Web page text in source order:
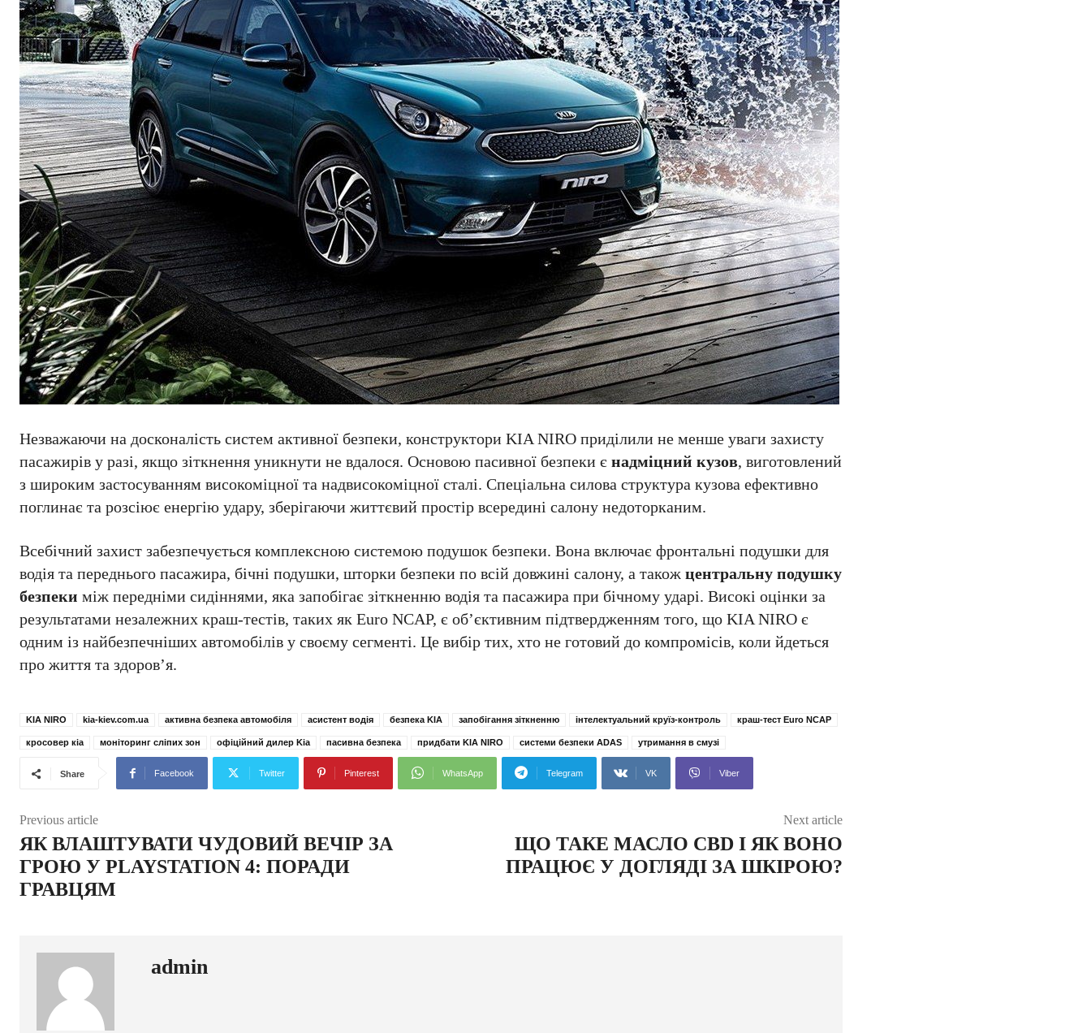
Незважаючи на досконалість систем активної безпеки, конструктори KIA NIRO приділили не менше уваги захисту
пасажирів у разі, якщо зіткнення уникнути не вдалося. Основою пасивної безпеки є надміцний кузов, виготовлений
з широким застосуванням високоміцної та надвисокоміцної сталі. Спеціальна силова структура кузова ефективно
поглинає та розсіює енергію удару, зберігаючи життєвий простір всередині салону недоторканим.
Всебічний захист забезпечується комплексною системою подушок безпеки. Вона включає фронтальні подушки для
водія та переднього пасажира, бічні подушки, шторки безпеки по всій довжині салону, а також центральну подушку
безпеки між передніми сидіннями, яка запобігає зіткненню водія та пасажира при бічному ударі. Високі оцінки за
результатами незалежних краш-тестів, таких як Euro NCAP, є об’єктивним підтвердженням того, що KIA NIRO є
одним із найбезпечніших автомобілів у своєму сегменті. Це вибір тих, хто не готовий до компромісів, коли йдеться
про життя та здоров’я.
KIA NIRO kia-kiev.com.ua активна безпека автомобіля асистент водія безпека KIA запобігання зіткненню інтелектуальний круїз-контроль краш-тест Euro NCAP
кросовер кіа моніторинг сліпих зон офіційний дилер Kia пасивна безпека придбати KIA NIRO системи безпеки ADAS утримання в смузі
Share Facebook Twitter Pinterest WhatsApp Telegram VK Viber
Previous article
ЯК ВЛАШТУВАТИ ЧУДОВИЙ ВЕЧІР ЗА
ГРОЮ У PLAYSTATION 4: ПОРАДИ
ГРАВЦЯМ
Next article
ЩО ТАКЕ МАСЛО CBD І ЯК ВОНО
ПРАЦЮЄ У ДОГЛЯДІ ЗА ШКІРОЮ?
admin